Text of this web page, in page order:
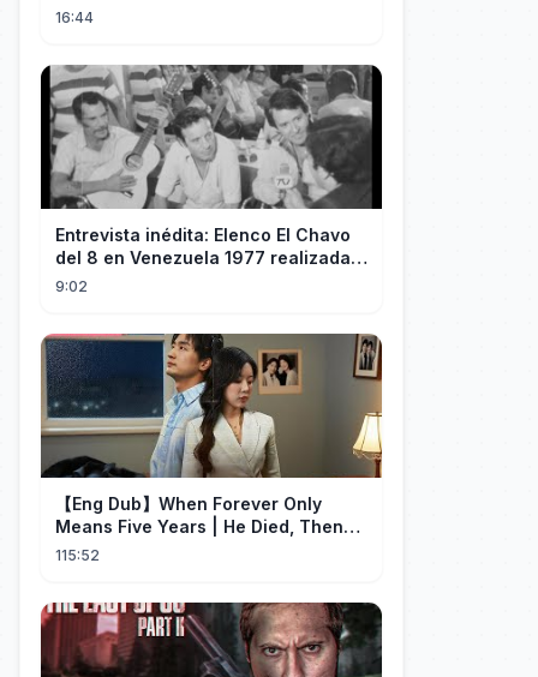
emoción al conocer a su ídolo
16:44
Entrevista inédita: Elenco El Chavo
del 8 en Venezuela 1977 realizada
por "60 Minutos" de TVN Chile
9:02
【Eng Dub】When Forever Only
Means Five Years | He Died, Then
Returned for Payback | Cdrama
115:52